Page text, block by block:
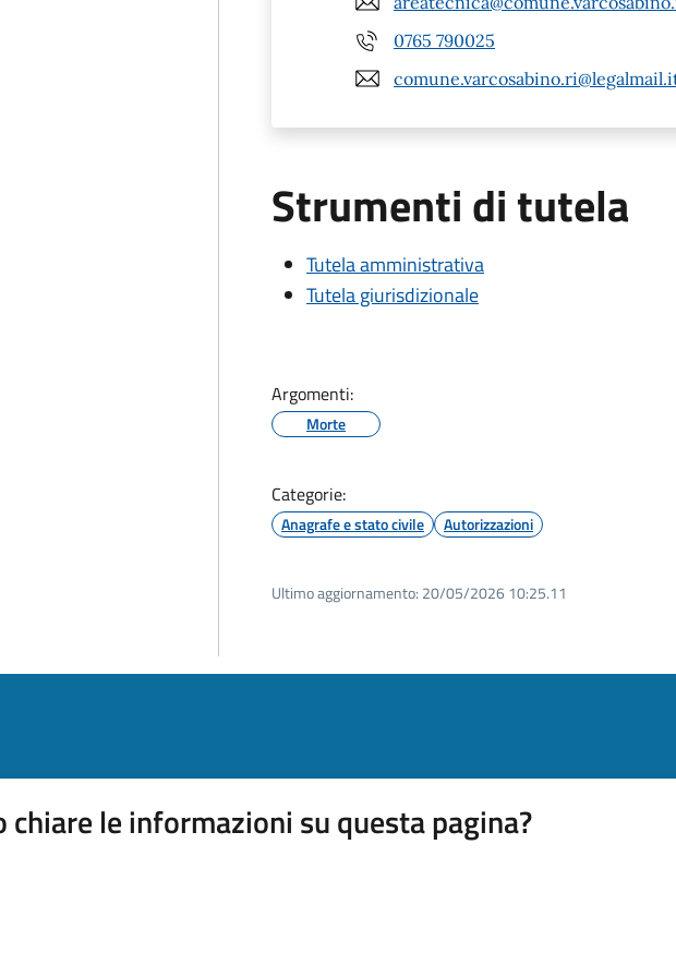
0765 790025
Strumenti di tutela
Tutela amministrativa
Tutela giurisdizionale
Argomenti:
Morte
Categorie:
Anagrafe e stato civile Autorizzazioni
Ultimo aggiornamento: 20/05/2026 10:25.11
chiare le informazioni su questa pagina?